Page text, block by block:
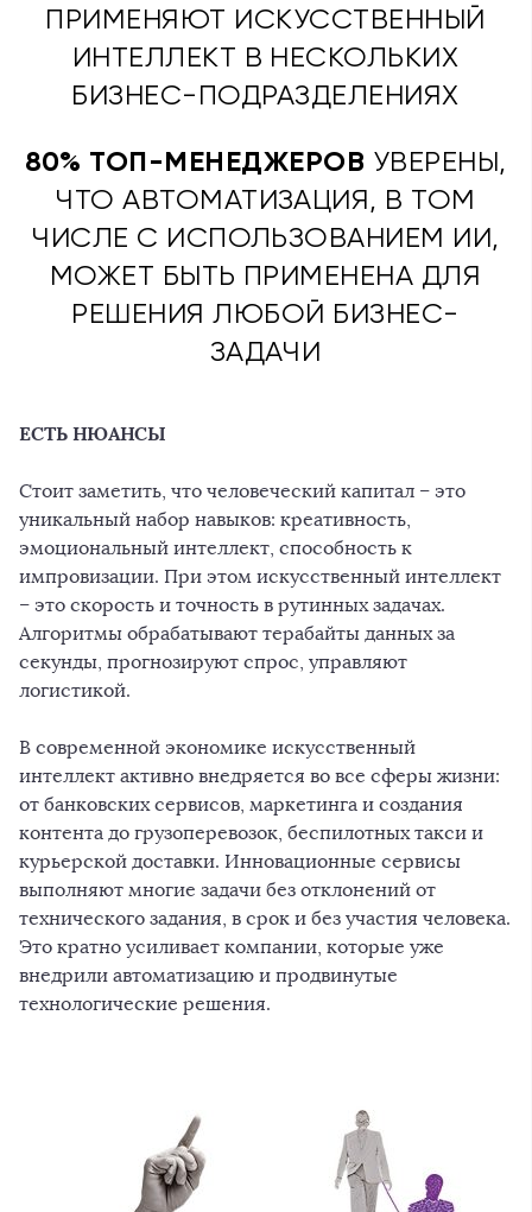
ПРИМЕНЯЮТ ИСКУССТВЕННЫЙ
ИНТЕЛЛЕКТ В НЕСКОЛЬКИХ
БИЗНЕС-ПОДРАЗДЕЛЕНИЯХ
80% ТОП-МЕНЕДЖЕРОВ УВЕРЕНЫ,
ЧТО АВТОМАТИЗАЦИЯ, В ТОМ
ЧИСЛЕ С ИСПОЛЬЗОВАНИЕМ ИИ,
МОЖЕТ БЫТЬ ПРИМЕНЕНА ДЛЯ
РЕШЕНИЯ ЛЮБОЙ БИЗНЕС-
ЗАДАЧИ
ЕСТЬ НЮАНСЫ
Стоит заметить, что человеческий капитал – это
уникальный набор навыков: креативность,
эмоциональный интеллект, способность к
импровизации. При этом искусственный интеллект
– это скорость и точность в рутинных задачах.
Алгоритмы обрабатывают терабайты данных за
секунды, прогнозируют спрос, управляют
логистикой.
В современной экономике искусственный
интеллект активно внедряется во все сферы жизни:
от банковских сервисов, маркетинга и создания
контента до грузоперевозок, беспилотных такси и
курьерской доставки. Инновационные сервисы
выполняют многие задачи без отклонений от
технического задания, в срок и без участия человека.
Это кратно усиливает компании, которые уже
внедрили автоматизацию и продвинутые
технологические решения.